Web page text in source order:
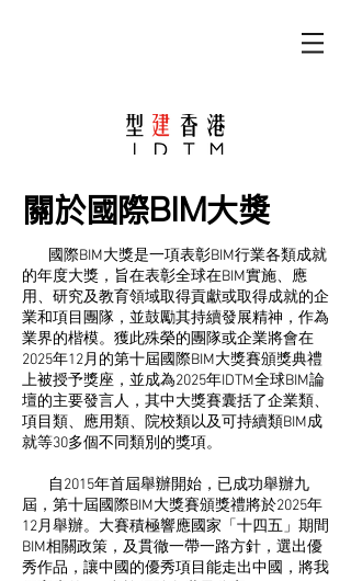
關於國際BIM大獎
國際BIM大獎是一項表彰BIM行業各類成就
的年度大獎，旨在表彰全球在BIM實施、應
用、研究及教育領域取得貢獻或取得成就的企
業和項目團隊，並鼓勵其持續發展精神，作為
業界的楷模。獲此殊榮的團隊或企業將會在
2025年12月的第十屆國際BIM大獎賽頒獎典禮
上被授予獎座，並成為2025年IDTM全球BIM論
壇的主要發言人，其中大獎賽囊括了企業類、
項目類、應用類、院校類以及可持續類BIM成
就等30多個不同類別的獎項。
自2015年首屆舉辦開始，已成功舉辦九
屆，第十屆國際BIM大獎賽頒獎禮將於2025年
12月舉辦。大賽積極響應國家「十四五」期間
BIM相關政策，及貫徹一帶一路方針，選出優
秀作品，讓中國的優秀項目能走出中國，將我